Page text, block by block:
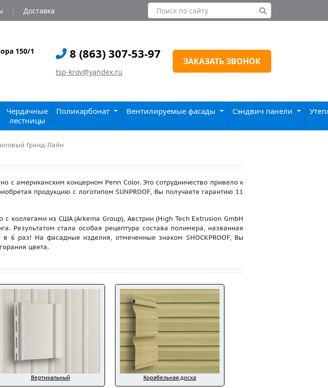
Доставка
150/1 8 (863) 307-53-97
tsp-krov@yandex.ru
ЗАКАЗАТЬ ЗВОНОК
Чердачные
лестницы
Поликарбонат Вентилируемые фасады Сэндвич панели
Гранд-Лайн
с американским концерном Penn Color. Это сотрудничество привело к
продукцию с логотипом SUNPROOF, Вы получаете гарантию 11
коллегами из США (Arkema Group), Австрии (High Tech Extrusion GmbH
Результатом стала особая рецептура состава полимера, названная
в 6 раз! На фасадные изделия, отмеченные знаком SHOCKPROOF, Вы
цвета.
Вертикальный Корабельная доска